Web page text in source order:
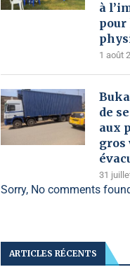
à
pour
1 août
de
aux
gros
31
Sorry, No comments
ARTICLES RÉCENTS